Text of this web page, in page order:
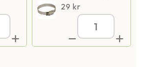
29 kr
Superflow
Techno
Pro